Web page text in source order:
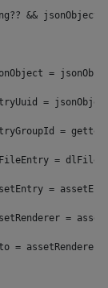
&&
=
=
=
=
=
=
=